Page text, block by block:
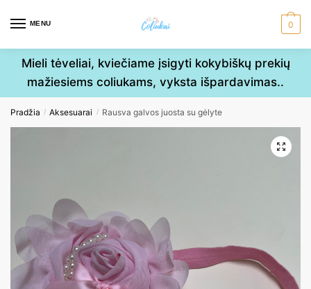
MENU 0
Mieli tėveliai, kviečiame įsigyti kokybiškų prekių
mažiesiems coliukams, vyksta išpardavimas..
Pradžia / Aksesuarai / Rausva galvos juosta su gėlyte